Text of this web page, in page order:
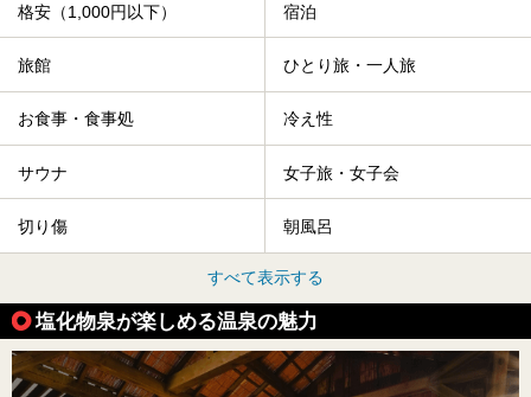
格安（1,000円以下） 宿泊
旅館 ひとり旅・一人旅
お食事・食事処 冷え性
サウナ 女子旅・女子会
切り傷 朝風呂
すべて表示する
塩化物泉が楽しめる温泉の魅力